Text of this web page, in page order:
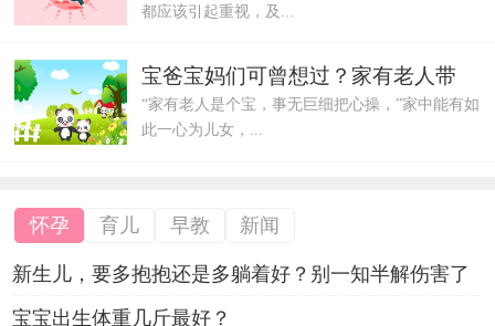
都应该引起重视，及...
宝爸宝妈们可曾想过？家有老人带
“家有老人是个宝，事无巨细把心操，”家中能有如
此一心为儿女，...
怀孕 育儿 早教 新闻
新生儿，要多抱抱还是多躺着好？别一知半解伤害了
宝宝出生体重几斤最好？